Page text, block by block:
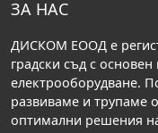
ЗА НАС
ДИСКОМ ЕООД е
градски съд с
електрооборудване.
развиваме и трупаме
оптимални решения